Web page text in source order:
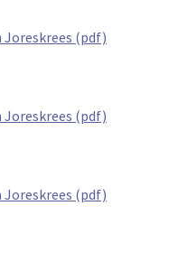
Joreskrees (pdf)
Joreskrees (pdf)
Joreskrees (pdf)